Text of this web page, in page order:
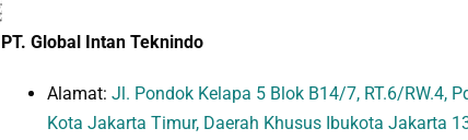
PT. Global Intan Teknindo
Alamat: Jl. Pondok Kelapa 5 Blok B14/7, RT.6/RW.4,
Kota Jakarta Timur, Daerah Khusus Ibukota Jakarta